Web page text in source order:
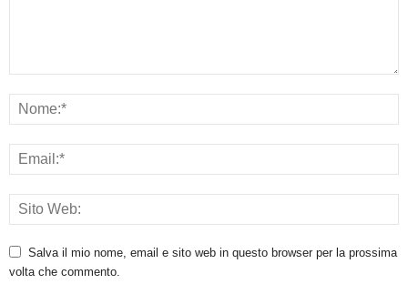
Salva il mio nome, email e sito web in questo browser per la prossima
volta che commento.